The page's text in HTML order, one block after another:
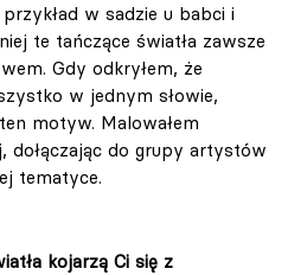
w sadzie u babci i
te tańczące światła zawsze
Gdy odkryłem, że
w jednym słowie,
motyw. Malowałem
dołączając do grupy artystów
tematyce.
kojarzą Ci się z